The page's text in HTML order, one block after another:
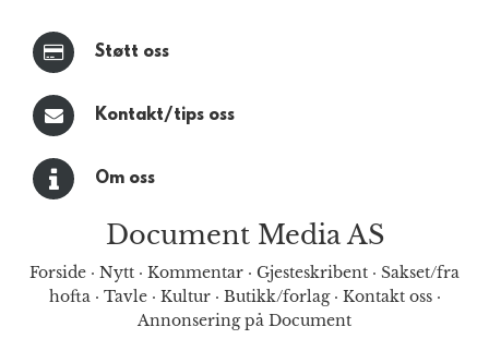
Støtt oss
Kontakt/tips oss
Om oss
Document Media AS
Forside · Nytt · Kommentar · Gjesteskribent · Sakset/fra
hofta· Tavle· Kultur· Butikk/forlag· Kontakt oss·
Annonsering på Document